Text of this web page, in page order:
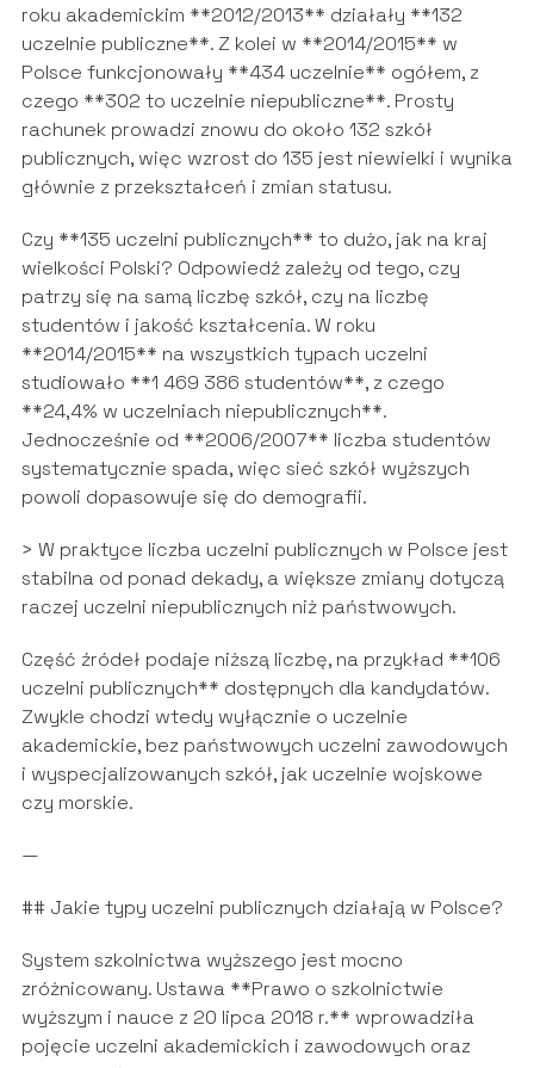
roku akademickim **2012/2013** działały **132
uczelnie publiczne**. Z kolei w **2014/2015** w
Polsce funkcjonowały **434 uczelnie** ogółem, z
czego **302 to uczelnie niepubliczne**. Prosty
rachunek prowadzi znowu do około 132 szkół
publicznych, więc wzrost do 135 jest niewielki i wynika
głównie z przekształceń i zmian statusu.
Czy **135 uczelni publicznych** to dużo, jak na kraj
wielkości Polski? Odpowiedź zależy od tego, czy
patrzy się na samą liczbę szkół, czy na liczbę
studentów i jakość kształcenia. W roku
**2014/2015** na wszystkich typach uczelni
studiowało **1 469 386 studentów**, z czego
**24,4% w uczelniach niepublicznych**.
Jednocześnie od **2006/2007** liczba studentów
systematycznie spada, więc sieć szkół wyższych
powoli dopasowuje się do demografii.
> W praktyce liczba uczelni publicznych w Polsce jest
stabilna od ponad dekady, a większe zmiany dotyczą
raczej uczelni niepublicznych niż państwowych.
Część źródeł podaje niższą liczbę, na przykład **106
uczelni publicznych** dostępnych dla kandydatów.
Zwykle chodzi wtedy wyłącznie o uczelnie
akademickie, bez państwowych uczelni zawodowych
i wyspecjalizowanych szkół, jak uczelnie wojskowe
czy morskie.
—
## Jakie typy uczelni publicznych działają w Polsce?
System szkolnictwa wyższego jest mocno
zróżnicowany. Ustawa **Prawo o szkolnictwie
wyższym i nauce z 20 lipca 2018 r.** wprowadziła
pojęcie uczelni akademickich i zawodowych oraz